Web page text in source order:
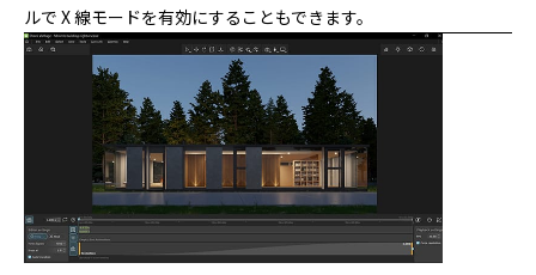
ルで X 線モードを有効にすることもできます。